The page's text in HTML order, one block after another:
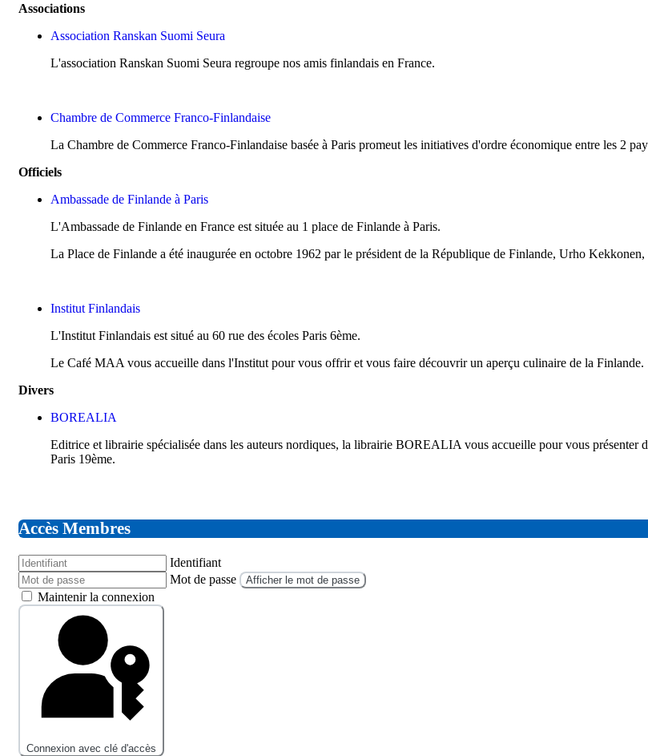
Associations
Association Ranskan Suomi Seura
L'association Ranskan Suomi Seura regroupe nos amis finlandais en France.
Chambre de Commerce Franco-Finlandaise
La Chambre de Commerce Franco-Finlandaise basée à Paris promeut les initiatives d'ordre économique entre les 2
Officiels
Ambassade de Finlande à Paris
L'Ambassade de Finlande en France est située au 1 place de Finlande à Paris.
La Place de Finlande a été inaugurée en octobre 1962 par le président de la République de Finlande, Urho Kekkonen,
Institut Finlandais
L'Institut Finlandais est situé au 60 rue des écoles Paris 6ème.
Le Café MAA vous accueille dans l'Institut pour vous offrir et vous faire découvrir un aperçu culinaire de la Finlande.
Divers
BOREALIA
Editrice et librairie spécialisée dans les auteurs nordiques, la librairie BOREALIA vous accueille pour vous présenter
Paris 19ème.
Accès Membres
Identifiant
Mot de passe
Afficher le mot de passe
Maintenir la connexion
Connexion avec clé d'accès